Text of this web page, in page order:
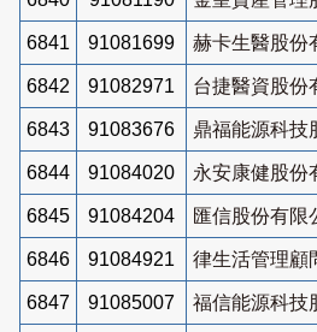
6841 91081699 赫卡生醫股份
6842 91082971 台捷醫資股份
6843 91083676 鼎福能源科技
6844 91084020 永安康健股份
6845 91084204 匯信股份有限
6846 91084921 律生活管理顧
6847 91085007 福信能源科技